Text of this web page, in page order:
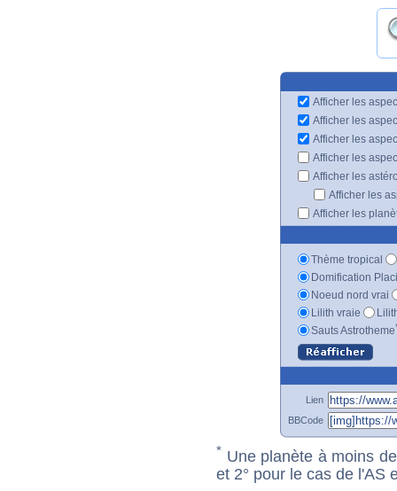
Afficher les
Afficher les
Afficher les
Afficher les
Afficher les
Afficher les
Afficher les
Thème tropical
Domification
Noeud nord vrai
Lilith vraie
Sauts Astrotheme
Lien
BBCode
* Une planète à moins
et 2° pour le cas de l'AS